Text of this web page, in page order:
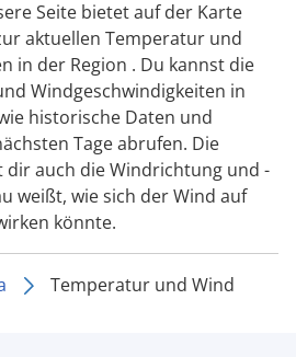
Seite bietet auf der Karte
aktuellen Temperatur und
in der Region . Du kannst die
Windgeschwindigkeiten in
historische Daten und
Tage abrufen. Die
dir auch die Windrichtung und -
weißt, wie sich der Wind auf
könnte.
Temperatur und Wind